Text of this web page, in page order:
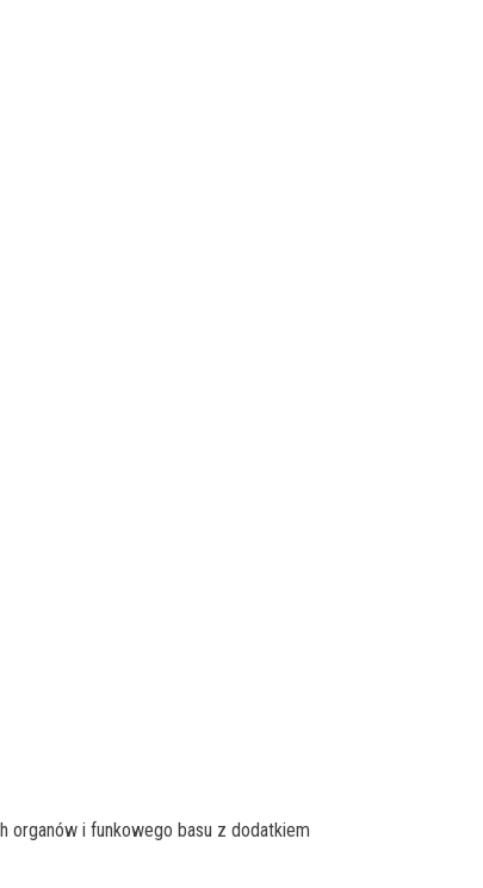
organów i funkowego basu z dodatkiem